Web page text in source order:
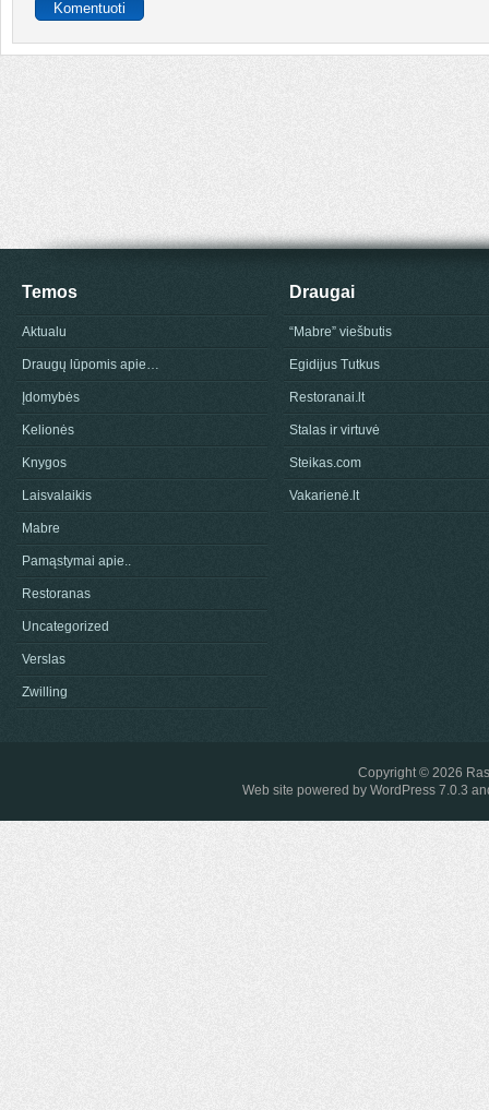
Temos
Aktualu
Draugų lūpomis apie…
Įdomybės
Kelionės
Knygos
Laisvalaikis
Mabre
Pamąstymai apie..
Restoranas
Uncategorized
Verslas
Zwilling
Draugai
“Mabre” viešbutis
Egidijus Tutkus
Restoranai.lt
Stalas ir virtuvė
Steikas.com
Vakarienė.lt
Copyright © 2026
Web site powered by WordPress 7.0.3